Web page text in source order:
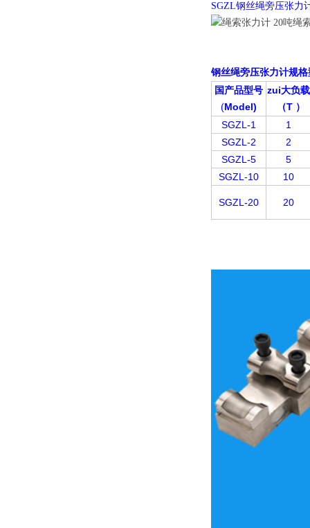
SGZL钢丝绳旁压张力
钢丝绳旁压张力计规格
国产品型号
(Model)
zui大负载
（T ）
SGZL-1
1
SGZL-2
2
SGZL-5
5
SGZL-10
10
SGZL-20 20